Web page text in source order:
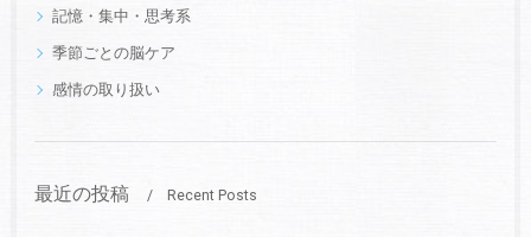
記憶・集中・思考系
季節ごとの脳ケア
感情の取り扱い
最近の投稿 Recent Posts